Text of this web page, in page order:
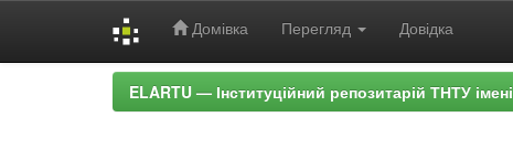
Домівка Перегляд Довідка
ELARTU — Інституційний репозитарій ТНТУ